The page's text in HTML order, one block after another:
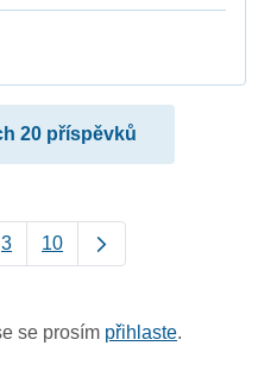
20 příspěvků
3 10
se prosím přihlaste.